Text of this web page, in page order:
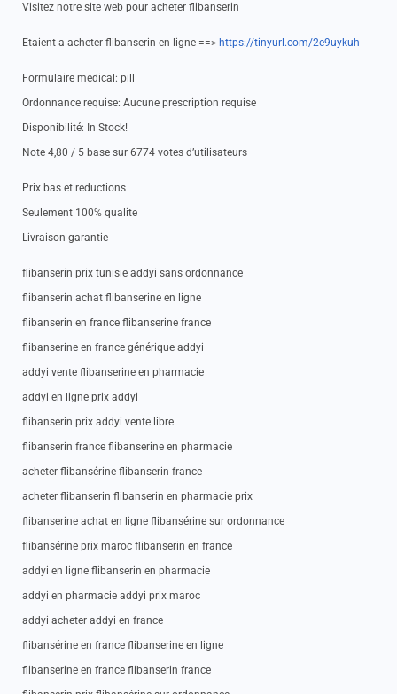
Visitez notre site web pour acheter flibanserin
Etaient a acheter flibanserin en ligne ==> https://tinyurl.com/2e9uykuh
Formulaire medical: pill
Ordonnance requise: Aucune prescription requise
Disponibilité: In Stock!
Note 4,80 / 5 base sur 6774 votes d’utilisateurs
Prix bas et reductions
Seulement 100% qualite
Livraison garantie
flibanserin prix tunisie addyi sans ordonnance
flibanserin achat flibanserine en ligne
flibanserin en france flibanserine france
flibanserine en france générique addyi
addyi vente flibanserine en pharmacie
addyi en ligne prix addyi
flibanserin prix addyi vente libre
flibanserin france flibanserine en pharmacie
acheter flibansérine flibanserin france
acheter flibanserin flibanserin en pharmacie prix
flibanserine achat en ligne flibansérine sur ordonnance
flibansérine prix maroc flibanserin en france
addyi en ligne flibanserin en pharmacie
addyi en pharmacie addyi prix maroc
addyi acheter addyi en france
flibansérine en france flibanserine en ligne
flibanserine en france flibanserin france